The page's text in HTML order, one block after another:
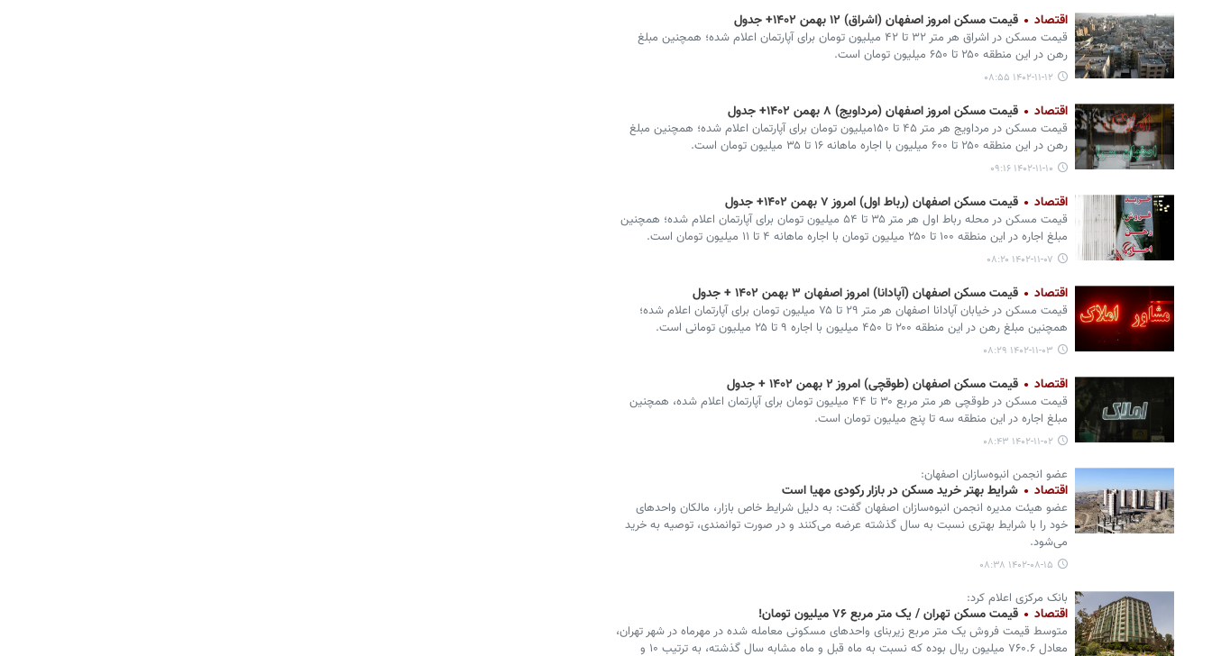
اقتصاد قیمت مسکن امروز اصفهان (اشراق) ۱۲ بهمن ۱۴۰۲+ جدول
قیمت مسکن در اشراق هر متر ۳۲ تا ۴۲ میلیون تومان برای آپارتمان اعلام شده؛ همچنین مبلغ
رهن در این منطقه ۲۵۰ تا ۶۵۰ میلیون تومان است.
۱۴۰۲-۱۱-۱۲ ۰۸:۵۵
اقتصاد قیمت مسکن امروز اصفهان (مرداویج) ۸ بهمن ۱۴۰۲+ جدول
قیمت مسکن در مرداویج هر متر ۴۵ تا ۱۵۰میلیون تومان برای آپارتمان اعلام شده؛ همچنین مبلغ
رهن در این منطقه ۲۵۰ تا ۶۰۰ میلیون با اجاره ماهانه ۱۶ تا ۳۵ میلیون تومان است.
۱۴۰۲-۱۱-۱۰ ۰۹:۱۶
اقتصاد قیمت مسکن اصفهان (رباط اول) امروز ۷ بهمن ۱۴۰۲+ جدول
قیمت مسکن در محله رباط اول هر متر ۳۵ تا ۵۴ میلیون تومان برای آپارتمان اعلام شده؛ همچنین
مبلغ اجاره در این منطقه ۱۰۰ تا ۲۵۰ میلیون تومان با اجاره ماهانه ۴ تا ۱۱ میلیون تومان است.
۱۴۰۲-۱۱-۰۷ ۰۸:۲۰
اقتصاد قیمت مسکن اصفهان (آپادانا) امروز اصفهان ۳ بهمن ۱۴۰۲ + جدول
قیمت مسکن در خیابان آپادانا اصفهان هر متر ۲۹ تا ۷۵ میلیون تومان برای آپارتمان اعلام شده؛
همچنین مبلغ رهن در این منطقه ۲۰۰ تا ۴۵۰ میلیون با اجاره ۹ تا ۲۵ میلیون تومانی است.
۱۴۰۲-۱۱-۰۳ ۰۸:۲۹
اقتصاد قیمت مسکن اصفهان (طوقچی) امروز ۲ بهمن ۱۴۰۲ + جدول
قیمت مسکن در طوقچی هر متر مربع ۳۰ تا ۴۴ میلیون تومان برای آپارتمان اعلام شده، همچنین
مبلغ اجاره در این منطقه سه تا پنج میلیون تومان است.
۱۴۰۲-۱۱-۰۲ ۰۸:۴۳
عضو انجمن انبوه‌سازان اصفهان:
اقتصاد شرایط بهتر خرید مسکن در بازار رکودی مهیا است
عضو هیئت مدیره انجمن انبوه‌سازان اصفهان گفت: به دلیل شرایط خاص بازار، مالکان واحدهای
خود را با شرایط بهتری نسبت به سال گذشته عرضه می‌کنند و در صورت توانمندی، توصیه به خرید
می‌شود.
۱۴۰۲-۰۸-۱۵ ۰۸:۳۸
بانک مرکزی اعلام کرد:
اقتصاد قیمت مسکن تهران / یک متر مربع ۷۶ میلیون تومان!
متوسط قیمت فروش یک متر مربع زیربنای واحدهای مسکونی معامله شده در مهرماه در شهر تهران،
معادل ۷۶۰.۶ میلیون ریال بوده که نسبت به ماه قبل و ماه مشابه سال گذشته، به ترتیب ۱۰ و